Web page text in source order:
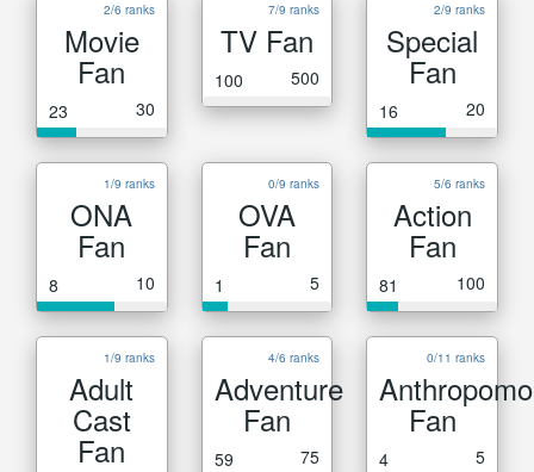
2/6 ranks
Movie
Fan
23 30
7/9 ranks
TV Fan
100 500
2/9 ranks
Special
Fan
16 20
1/9 ranks
ONA
Fan
8 10
0/9 ranks
OVA
Fan
1 5
5/6 ranks
Action
Fan
81 100
1/9 ranks
Adult
Cast
Fan
4/6 ranks
Adventure
Fan
59 75
0/11 ranks
Fan
4 5